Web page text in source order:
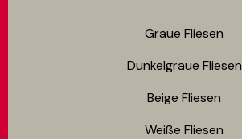
Graue Fliesen
Dunkelgraue Fliesen
Beige Fliesen
Weiße Fliesen